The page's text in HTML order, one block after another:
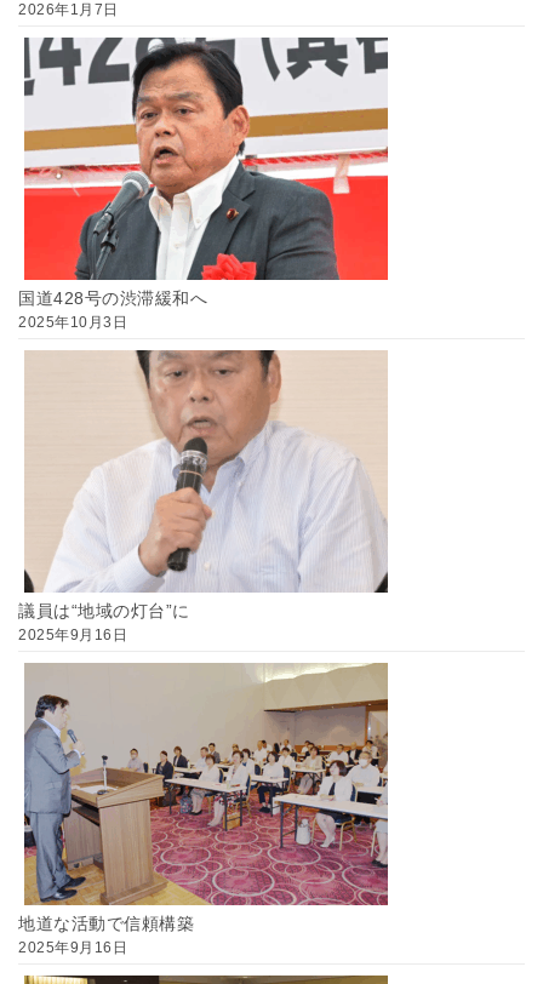
2026年1月7日
国道428号の渋滞緩和へ
2025年10月3日
議員は“地域の灯台”に
2025年9月16日
地道な活動で信頼構築
2025年9月16日